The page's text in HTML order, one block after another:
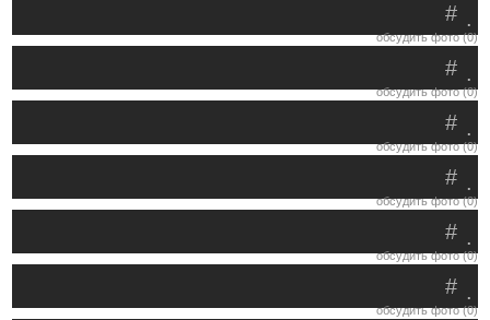
.
#
обсудить фото (0)
.
#
обсудить фото (0)
.
#
обсудить фото (0)
.
#
обсудить фото (0)
.
#
обсудить фото (0)
.
#
обсудить фото (0)